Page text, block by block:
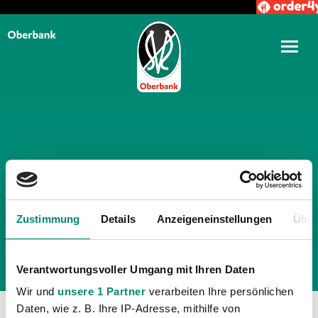
Zustimmung Details Anzeigeneinstellungen
Verantwortungsvoller Umgang mit Ihren Daten
Wir und unsere 1 Partner verarbeiten Ihre persönlichen
Daten, wie z. B. Ihre IP-Adresse, mithilfe von
TÄGLICHE ARCHIVE: 6.
MÄRZ 2020